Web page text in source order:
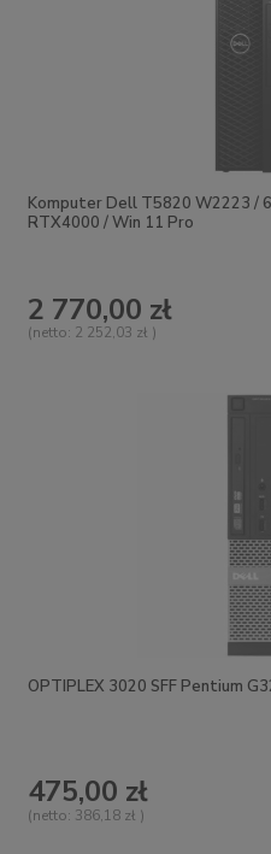
Komputer Dell T5820 W2223 /
RTX4000 / Win 11 Pro
2 770,00 zł
(netto: 2 252,03 zł )
OPTIPLEX 3020 SFF Pentium
475,00 zł
(netto: 386,18 zł )